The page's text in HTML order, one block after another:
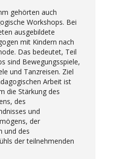
gehörten auch
Workshops. Bei
ausgebildete
mit Kindern nach
Das bedeutet, Teil
sind Bewegungsspiele,
und Tanzreisen. Ziel
Arbeit ist
die Stärkung des
des
und
der
und des
der teilnehmenden